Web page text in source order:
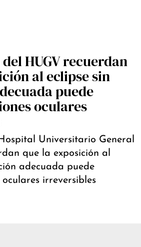
HUGV recuerdan
al eclipse sin
puede
oculares
Universitario General
que la exposición al
adecuada puede
irreversibles